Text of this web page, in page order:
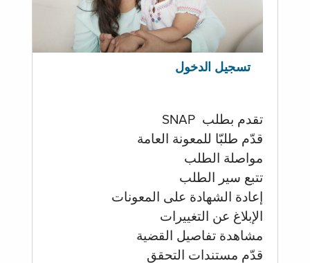
تسجيل الدخول
تقدم بطلب SNAP
قدّم طلبّا للمعونة العامة
مواصلة الطلب
تتبع سير الطلب
إعادة الشهادة على المعونات
الإبلاغ عن التغييرات
مشاهدة تفاصيل القضية
قدّم مستندات التحقق